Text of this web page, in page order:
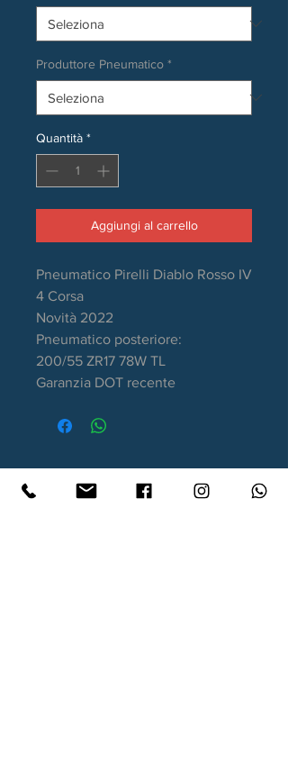
Produttore Pneumatico *
Quantità *
Aggiungi al carrello
Pneumatico Pirelli Diablo Rosso IV
4 Corsa
Novità 2022
Pneumatico posteriore:
200/55 ZR17 78W TL
Garanzia DOT recente